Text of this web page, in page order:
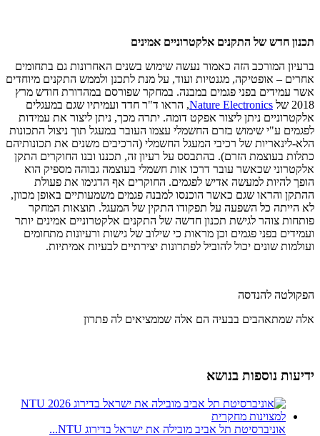
תכנון חדש של התקנים אלקטרוניים אמינים
ברעיון המורכב הזה כאמור נעשה שימוש בשנים האחרונות גם בתחומים
אחרים – אופטיקה, מגנטיות ועוד, על מנת לתכנן ולממש התקנים מיוחדים
אשר עמידים בפני פגמים במבנה. במחקר שפורסם במהדורת חודש מרץ
2018 של
Nature Electronics, הראו ד"ר חדד ועמיתיו שגם במעגלים
אלקטרוניים ניתן ליצור אפקט דומה. יתרה מכך, ניתן ליצור את עמידות
לפגמים ע"י שימוש בזרם החשמלי עצמו העובר במעגל תוך ניצול התכונות
הלא-לינאריות של רכיבי המעגל החשמלי (הרכיבים משנים את תכונותיהם
כתלות בעוצמת הזרם). בהתבסס על רעיון זה, תכננו ובנו החוקרים התקן
אלקטרוני שכאשר עובר דרכו אות חשמלי בעוצמה גבוהה מספיק הוא
הופך להיות למעשה אדיש לפגמים. החוקרים אף הדגימו את פעולת
ההתקן והראו שגם כאשר הוכנסו למבנה פגמים משמעותיים באופן מכוון,
לא הייתה כל השפעה על תפקודו התקין של המעגל. תוצאות המחקר
פותחות צוהר לגישת תכנון חדשה של התקנים אלקטרוניים אמינים יותר
ועמידים בפני פגמים וכן מראות כי שילוב של גישות ורעיונות מתחומים
ועולמות שונים יכול להוביל לפתרונות יצירתיים לבעיות אמיתיות.
הפקולטה להנדסה
אלה שמתאהבים בבעיה הם אלה שממציאים לה פתרון
ידיעות נוספות בנושא
אוניברסיטת תל אביב מובילה את ישראל בדירוג NTU...